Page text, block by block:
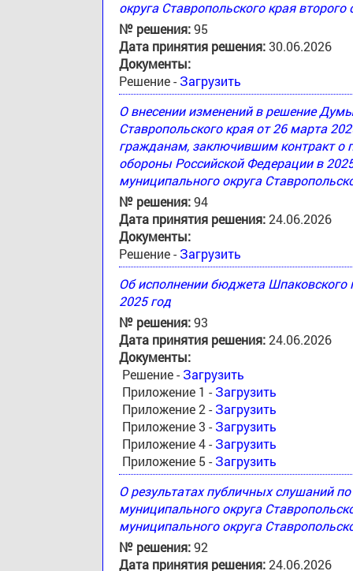
округа Ставропольского края
№ решения:95
Дата принятия решения:30.06.2026
Документы:
Решение - Загрузить
О внесении изменений в решение
Ставропольского края от 26 марта
гражданам, заключившим контракт о
обороны Российской Федерации в
муниципального округа
№ решения:94
Дата принятия решения:24.06.2026
Документы:
Решение - Загрузить
Об исполнении бюджета Шпаковского
2025 год
№ решения:93
Дата принятия решения:24.06.2026
Документы:
Решение - Загрузить
Приложение 1 - Загрузить
Приложение 2 - Загрузить
Приложение 3 - Загрузить
Приложение 4 - Загрузить
Приложение 5 - Загрузить
О результатах публичных слушаний
муниципального округа
муниципального округа
№ решения:92
Дата принятия решения:24.06.2026